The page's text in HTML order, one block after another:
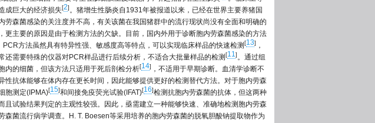
成巨大的经济损失[2]。猪增生性肠炎自1931年被报道以来，已经在世界主要养猪国
森菌感染的关注度并不高，有关该菌在我国猪群中的流行现状尚没有全面和明确的
更主要的原因是由于检测方法的欠缺。目前，国内外用于诊断胞内劳森菌感染的方法
PCR方法虽然具有特异性强、敏感度高等特点，可以实现临床样品的快速检测[13] ，
需要特殊的仪器对PCR样品进行后续分析，不适合大批量样品的检测[11]。通过组
内的细菌，但该方法只适用于死后剖检分析[14] ，不适用于早期诊断。血清学诊断不
抗体能够在体内存在更长时间，因此能够提供更好的检测替代方法。对于胞内劳森
胞测定(IPMA)[15]和间接免疫荧光试验(IFAT)[16]检测抗胞内劳森菌的抗体，但这两种
试验结果判定的主观性较强。因此，亟需建立一种能够快速、准确地检测胞内劳森
菌流行病学调查。H. T. Boesen等采用培养的胞内劳森菌的脱氧胆酸钠提取物作为